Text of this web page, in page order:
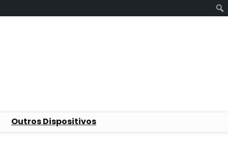
Outros Dispositivos